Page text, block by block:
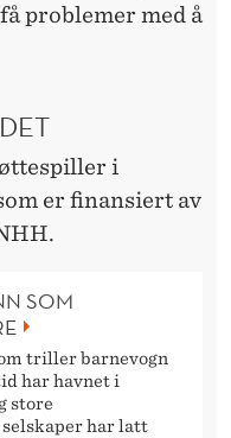
problemer med å
i
er finansiert av
SOM
triller barnevogn
har havnet i
store
har latt